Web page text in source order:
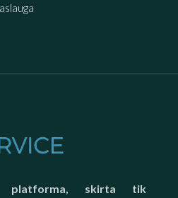
platforma, skirta tik